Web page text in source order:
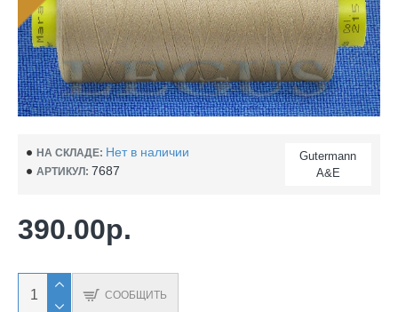
НА СКЛАДЕ: Нет в наличии
АРТИКУЛ: 7687
Gutermann
A&E
390.00р.
СООБЩИТЬ